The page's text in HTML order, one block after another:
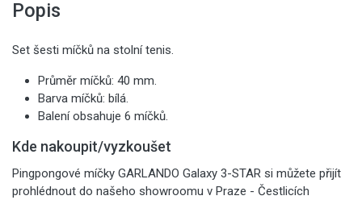
Popis
Set šesti míčků na stolní tenis.
Průměr míčků: 40 mm.
Barva míčků: bílá.
Balení obsahuje 6 míčků.
Kde nakoupit/vyzkoušet
Pingpongové míčky GARLANDO Galaxy 3-STAR si můžete přijít
prohlédnout do našeho showroomu v Praze - Čestlicích